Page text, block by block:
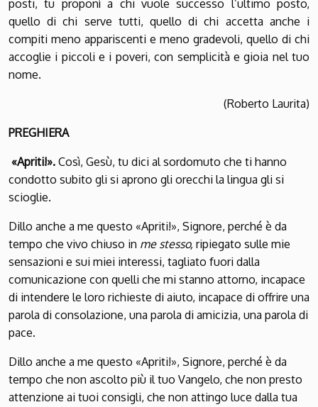
posti, tu proponì a chi vuole successo l’ultimo posto,
quello di chi serve tutti, quello di chi accetta anche i
compiti meno appariscenti e meno gradevoli, quello di chi
accoglie i piccoli e i poveri, con semplicità e gioia nel tuo
nome.
(Roberto Laurita)
PREGHIERA
«Apriti!». Così, Gesù, tu dici al sordomuto che ti hanno
condotto subito gli si aprono gli orecchi la lingua gli si
scioglie.
Dillo anche a me questo «Apriti!», Signore, perché è da
tempo che vivo chiuso in me stesso, ripiegato sulle mie
sensazioni e sui miei interessi, tagliato fuori dalla
comunicazione con quelli che mi stanno attorno, incapace
di intendere le loro richieste di aiuto, incapace di offrire una
parola di consolazione, una parola di amicizia, una parola di
pace.
Dillo anche a me questo «Apriti!», Signore, perché è da
tempo che non ascolto più il tuo Vangelo, che non presto
attenzione ai tuoi consigli, che non attingo luce dalla tua